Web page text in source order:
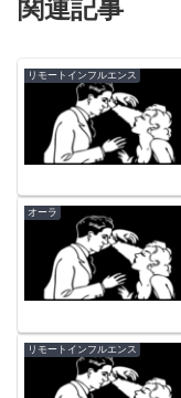
関連記事
リモートインフルエンス
オーラ
リモートインフルエンス